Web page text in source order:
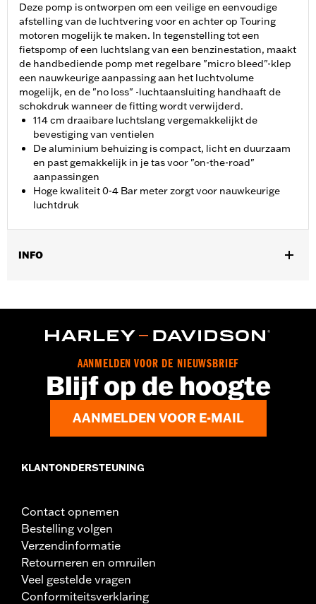
Deze pomp is ontworpen om een veilige en eenvoudige
afstelling van de luchtvering voor en achter op Touring
motoren mogelijk te maken. In tegenstelling tot een
fietspomp of een luchtslang van een benzinestation, maakt
de handbediende pomp met regelbare "micro bleed"-klep
een nauwkeurige aanpassing aan het luchtvolume
mogelijk, en de "no loss" -luchtaansluiting handhaaft de
schokdruk wanneer de fitting wordt verwijderd.
114 cm draaibare luchtslang vergemakkelijkt de
bevestiging van ventielen
De aluminium behuizing is compact, licht en duurzaam
en past gemakkelijk in je tas voor "on-the-road"
aanpassingen
Hoge kwaliteit 0-4 Bar meter zorgt voor nauwkeurige
luchtdruk
INFO
In de doos:Luchtpomp voor schokbrekers
AANMELDEN VOOR DE NIEUWSBRIEF
Blijf op de hoogte
AANMELDEN VOOR E-MAIL
KLANTONDERSTEUNING
Contact opnemen
Bestelling volgen
Verzendinformatie
Retourneren en omruilen
Veel gestelde vragen
Conformiteitsverklaring